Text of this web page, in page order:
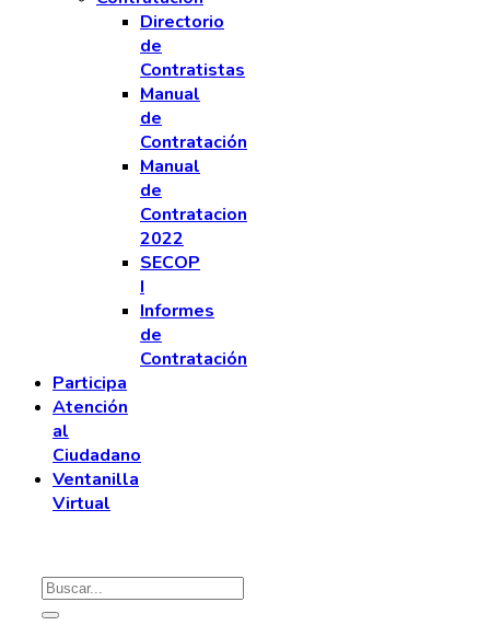
Directorio
de
Contratistas
Manual
de
Contratación
Manual
de
Contratacion
2022
SECOP
I
Informes
de
Contratación
Participa
Atención
al
Ciudadano
Ventanilla
Virtual